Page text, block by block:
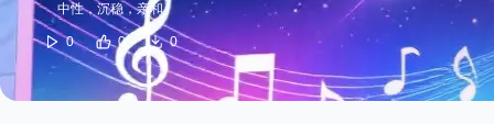
中性，沉稳，亲和
0 0 0